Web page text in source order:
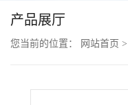
公
产品展厅
您当前的位置： 网站首页 >